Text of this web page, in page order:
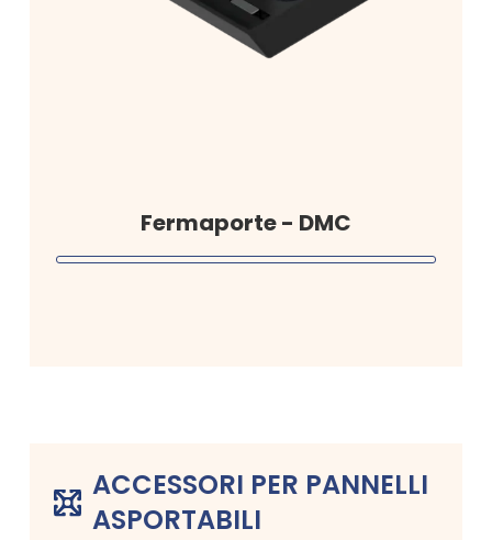
Fermaporte - DMC
ACCESSORI PER PANNELLI
ASPORTABILI